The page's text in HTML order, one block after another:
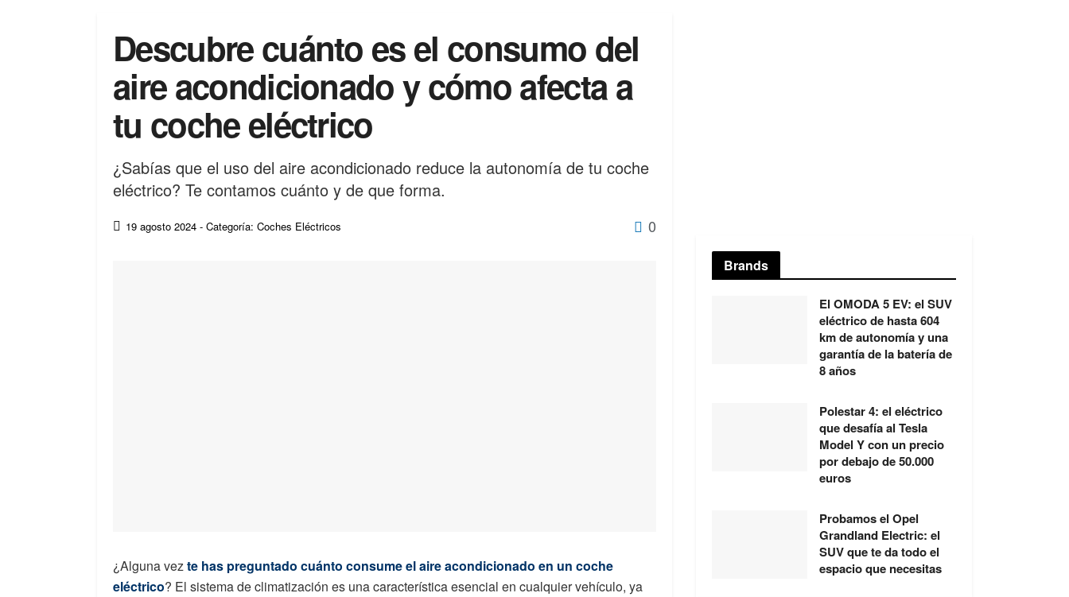
Descubre cuánto es el consumo del
aire acondicionado y cómo afecta a
tu coche eléctrico
¿Sabías que el uso del aire acondicionado reduce la autonomía de tu coche
eléctrico? Te contamos cuánto y de que forma.
19 agosto 2024 - Categoría: Coches Eléctricos 0
¿Alguna vezte has preguntado cuánto consume el aire acondicionado en un coche
eléctrico? El sistema de climatización es una característica esencial en cualquier vehículo, ya
Brands
El OMODA 5 EV: el SUV
eléctrico de hasta 604
km de autonomía y una
garantía de la batería de
8 años
Polestar 4: el eléctrico
que desafía al Tesla
Model Y con un precio
por debajo de 50.000
euros
Probamos el Opel
Grandland Electric: el
SUV que te da todo el
espacio que necesitas